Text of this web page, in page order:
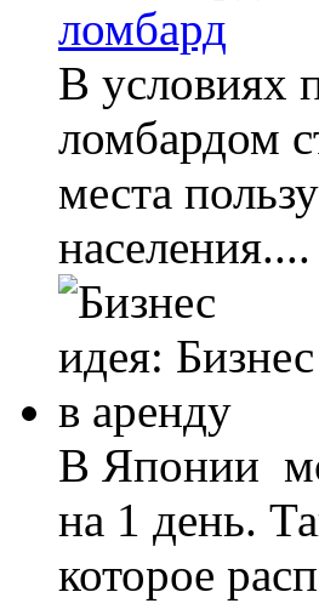
ломбард
В условиях
ломбардом
места
населения....
В Японии
на 1 день.
которое